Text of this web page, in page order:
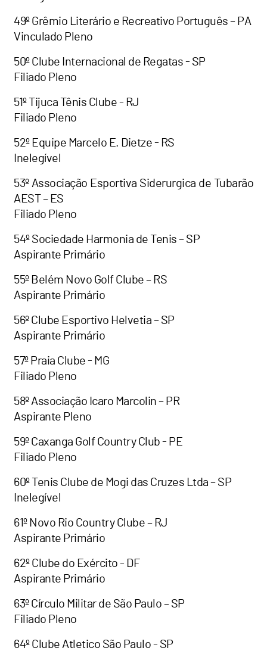
49º Grêmio Literário e Recreativo Português – PA
Vinculado Pleno
50º Clube Internacional de Regatas - SP
Filiado Pleno
51º Tijuca Tênis Clube - RJ
Filiado Pleno
52º Equipe Marcelo E. Dietze - RS
Inelegível
53º Associação Esportiva Siderurgica de Tubarão
AEST – ES
Filiado Pleno
54º Sociedade Harmonia de Tenis – SP
Aspirante Primário
55º Belém Novo Golf Clube – RS
Aspirante Primário
56º Clube Esportivo Helvetia – SP
Aspirante Primário
57º Praia Clube - MG
Filiado Pleno
58º Associação Icaro Marcolin – PR
Aspirante Pleno
59º Caxanga Golf Country Club - PE
Filiado Pleno
60º Tenis Clube de Mogi das Cruzes Ltda – SP
Inelegível
61º Novo Rio Country Clube – RJ
Aspirante Primário
62º Clube do Exército - DF
Aspirante Primário
63º Círculo Militar de São Paulo – SP
Filiado Pleno
64º Clube Atletico São Paulo - SP